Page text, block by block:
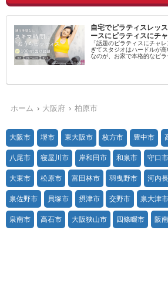
自宅でピラティスレッ
ースにピラティスにチャ
「話題のピラティスにチャ
ぎてスタジオはハードルが
なのが、お家で本格的なピラ
ホーム 大阪府 柏原市
大阪市 堺市 東大阪市 枚方市 豊中市
八尾市 寝屋川市 岸和田市 和泉市 守口市
大東市 松原市 富田林市 羽曳野市 河内
泉佐野市 貝塚市 摂津市 交野市 泉大津市
泉南市 高石市 大阪狭山市 四條畷市 阪